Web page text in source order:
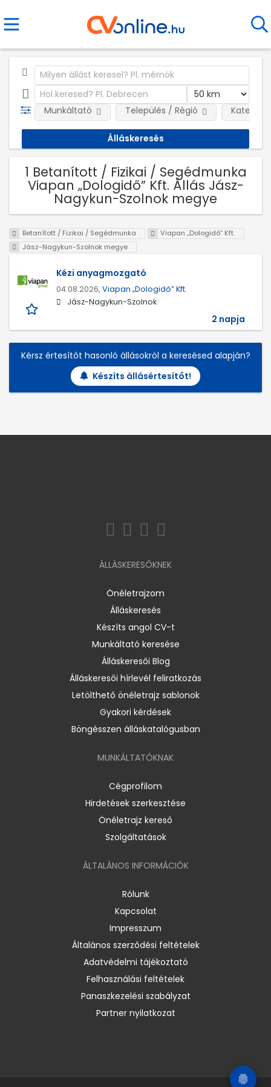
Munkáltató Település / Régió
1 Betanított / Fizikai / Segédmunka
Viapan „Dologidő” Kft. Állás Jász-
Nagykun-Szolnok megye
Betanított / Fizikai / Segédmunka
Viapan „Dologidő” Kft.
Jász-Nagykun-Szolnok megye
Kézi anyagmozgató
04.08.2026, Viapan „Dologidő” Kft.
Jász-Nagykun-Szolnok
2 napja
Kérsz értesítőt hasonló állásokról a keresésed alapján?
Készíts állásértesítőt!
ÁLLÁSKERESŐKNEK
Önéletrajzom
Álláskeresés
Készíts angol CV-t
Munkáltató keresése
Álláskeresői Blog
Álláskeresői hírlevél feliratkozás
Letölthető önéletrajz sablonok
Gyakori kérdések
Böngésszen álláskatalógusban
MUNKÁLTATÓKNAK
Cégprofilom
Hirdetések szerkesztése
Önéletrajz kereső
Szolgáltatások
ÁLTALÁNOS INFORMÁCIÓK
Rólunk
Kapcsolat
Impresszum
Általános szerződési feltételek
Adatvédelmi tájékoztató
Felhasználási feltételek
Panaszkezelési szabályzat
Partner nyilatkozat